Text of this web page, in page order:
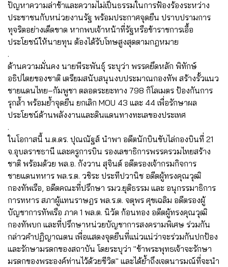
ปัญหาความล่าช้าและความไม่เป็นธรรมในการฟ้องร้องระหว่าง
ประชาชนกับหน่วยงานรัฐ พร้อมประกาศจุดยืน ปราบปรามการ
ทุจริตอย่างเด็ดขาด หากพบเจ้าหน้าที่รัฐหรือข้าราชการเอื้อ
ประโยชน์ให้นายทุน ต้องได้รับโทษสูงสุดตามกฎหมาย
.
ด้านความมั่นคง นายพีระพันธุ์ ระบุว่า พรรคยึดหลัก พิทักษ์
อธิปไตยของชาติ เตรียมสนับสนุนงบประมาณกองทัพ สร้างรั้วแนว
ชายแดนไทย–กัมพูชา ตลอดระยะทาง 798 กิโลเมตร ป้องกันการ
รุกล้ำ พร้อมย้ำจุดยืน ยกเลิก MOU 43 และ 44 เพื่อรักษาผล
ประโยชน์ด้านพลังงานและดินแดนทางทะเลของประเทศ
.
ในโอกาสนี้ น.ต.ดร. ปุณณัฐส์ นำพา อดีตนักบินขับไล่กองบินที่ 21
จ.อุบลราชธานี และครูการบิน รองเลขาธิการพรรครวมไทยสร้าง
ชาติ พร้อมด้วย พล.อ. กังวาน สุจินต์ อดีตรองเจ้ากรมกิจการ
ชายแดนทหาร พล.ร.ต. วชิระ ประทีปวานิช อดีตผู้ทรงคุณวุฒิ
กองทัพเรือ, อดีตคณะที่ปรึกษา รมว.ยุติธรรม และ อนุกรรมาธิการ
การทหาร สภาผู้แทนราษฎร พล.ร.ต. จตุพร ศุขเฉลิม อดีตรองผู้
บัญชาการทัพเรือ ภาค 1 พล.ต. นิวัต ก้อนทอง อดีตผู้ทรงคุณวุฒิ
กองทัพบก และที่ปรึกษาหน่วยบัญชาการสงครามพิเศษ ร่วมกัน
กล่าวคำปฏิญาณตน เพื่อแสดงจุดยืนที่แน่วแน่ว่าจะร่วมกันปกป้อง
และรักษามรดกของสถาบัน โดยระบุว่า "ข้าพระพุทธเจ้าจะรักษา
มรดกของพระองค์ท่านไว้ด้วยชีวิต" และได้ย้ำถึงเจตนารมณ์ที่จะนำ